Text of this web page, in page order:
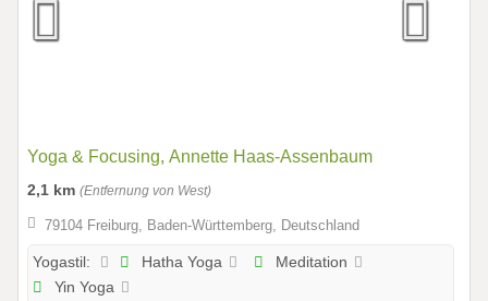
Yoga & Focusing, Annette Haas-Assenbaum
2,1 km (Entfernung von West)
79104 Freiburg, Baden-Württemberg, Deutschland
Yogastil: Hatha Yoga
Meditation
Yin Yoga